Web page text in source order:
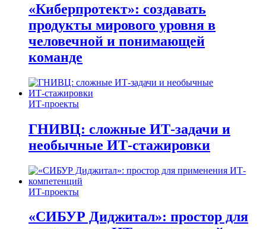
«Киберпротект»: создавать
продукты мирового уровня в
человечной и понимающей
команде
ИТ-проекты
ГНИВЦ: сложные ИТ‑задачи и
необычные ИТ‑стажировки
ИТ-проекты
«СИБУР Диджитал»: простор для